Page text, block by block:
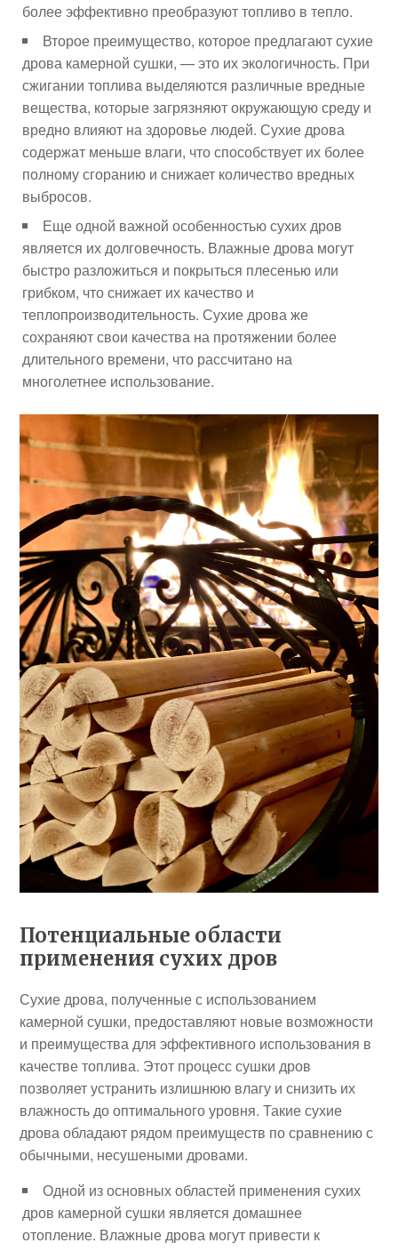
более эффективно преобразуют топливо в тепло.
Второе преимущество, которое предлагают сухие
дрова камерной сушки, — это их экологичность. При
сжигании топлива выделяются различные вредные
вещества, которые загрязняют окружающую среду и
вредно влияют на здоровье людей. Сухие дрова
содержат меньше влаги, что способствует их более
полному сгоранию и снижает количество вредных
выбросов.
Еще одной важной особенностью сухих дров
является их долговечность. Влажные дрова могут
быстро разложиться и покрыться плесенью или
грибком, что снижает их качество и
теплопроизводительность. Сухие дрова же
сохраняют свои качества на протяжении более
длительного времени, что рассчитано на
многолетнее использование.
Потенциальные области
применения сухих дров
Сухие дрова, полученные с использованием
камерной сушки, предоставляют новые возможности
и преимущества для эффективного использования в
качестве топлива. Этот процесс сушки дров
позволяет устранить излишнюю влагу и снизить их
влажность до оптимального уровня. Такие сухие
дрова обладают рядом преимуществ по сравнению с
обычными, несушеными дровами.
Одной из основных областей применения сухих
дров камерной сушки является домашнее
отопление. Влажные дрова могут привести к